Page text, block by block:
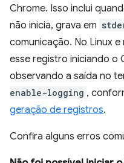
Chrome. Isso inclui
não inicia, grava em
comunicação. No Linux
esse registro iniciando o
observando a saída no
enable-logging ,
geração de registros.
Confira alguns erros